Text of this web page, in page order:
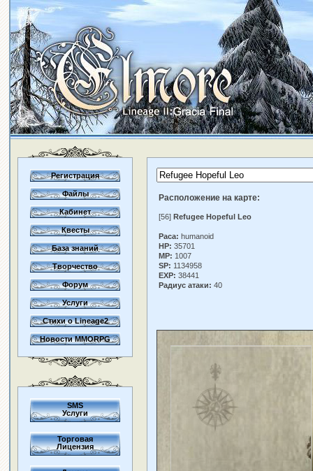
Регистрация
Файлы
Кабинет
Квесты
База знаний
Творчество
Форум
Услуги
Стихи о Lineage2
Новости MMORPG
SMS
Услуги
Торговая
Лицензия
Расположение на карте:
[56] Refugee Hopeful Leo
Раса: humanoid
HP: 35701
MP: 1007
SP: 1134958
EXP: 38441
Радиус атаки: 40